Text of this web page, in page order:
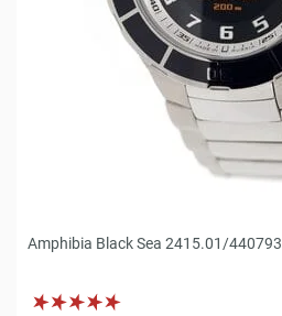
Amphibia Black Sea 2415.01/440793